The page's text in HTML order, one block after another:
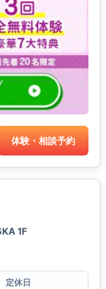
体験・相談予約
1F
定休日